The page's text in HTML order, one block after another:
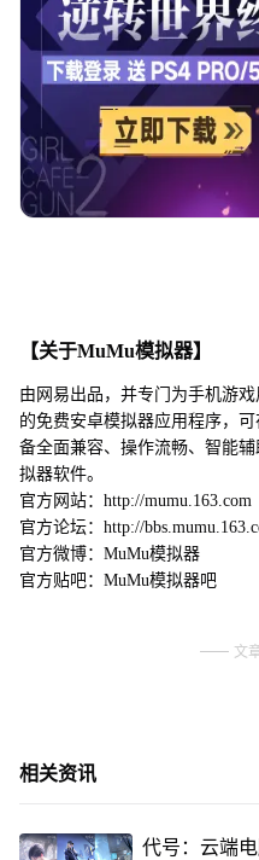
【关于MuMu模拟器】
由网易出品，并专门为手机游
的免费安卓模拟器应用程序，
备全面兼容、操作流畅、智能
拟器软件。
官方网站：http://mumu.163.com
官方论坛：http://
官方微博：MuMu模拟器
官方贴吧：MuMu模拟器吧
文
相关资讯
代号：云端